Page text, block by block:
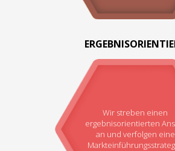
Wir streben einen
ergebnisorientierten
an und verfolgen eine